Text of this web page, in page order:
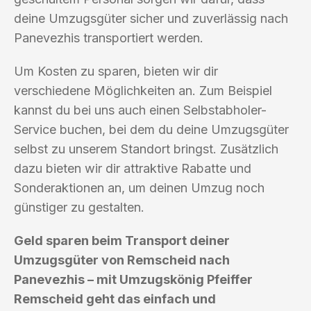
deine Umzugsgüter sicher und zuverlässig nach
Panevezhis transportiert werden.
Um Kosten zu sparen, bieten wir dir
verschiedene Möglichkeiten an. Zum Beispiel
kannst du bei uns auch einen Selbstabholer-
Service buchen, bei dem du deine Umzugsgüter
selbst zu unserem Standort bringst. Zusätzlich
dazu bieten wir dir attraktive Rabatte und
Sonderaktionen an, um deinen Umzug noch
günstiger zu gestalten.
Geld sparen beim Transport deiner
Umzugsgüter von Remscheid nach
Panevezhis – mit Umzugskönig Pfeiffer
Remscheid geht das einfach und